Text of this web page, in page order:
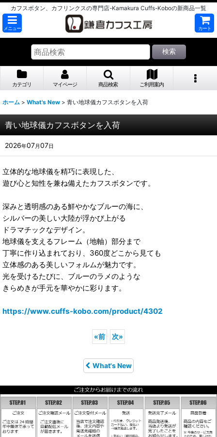
カフスボタン、カフリンクスの専門店-Kamakura Cuffs-Koboの新商品一覧
メニュー カート
検索
カテゴリ マイページ 商品検索 ご利用案内
ホーム > What's New > 青い地球儀カフスボタンを入荷
青い地球儀カフスボタンを入荷
2026年07月07日
立体的な地球儀を精巧に表現した、
遊び心と知性を兼ね備えたカフスボタンです。
深みと透明感のある鮮やかなブルーの海に、
シルバーの美しい大陸が浮かび上がる
ドラマチックなデザイン。
地球儀を支えるフレーム（地軸）部分まで
丁寧に作り込まれており、360度どこから見ても
立体感のある美しいフォルムが魅力です。
光を受けるたびに、ブルーのラメのような
きらめきが手元を華やかに彩ります。
https://www.cuffs-kobo.com/product/4302
«前 次»
What's New